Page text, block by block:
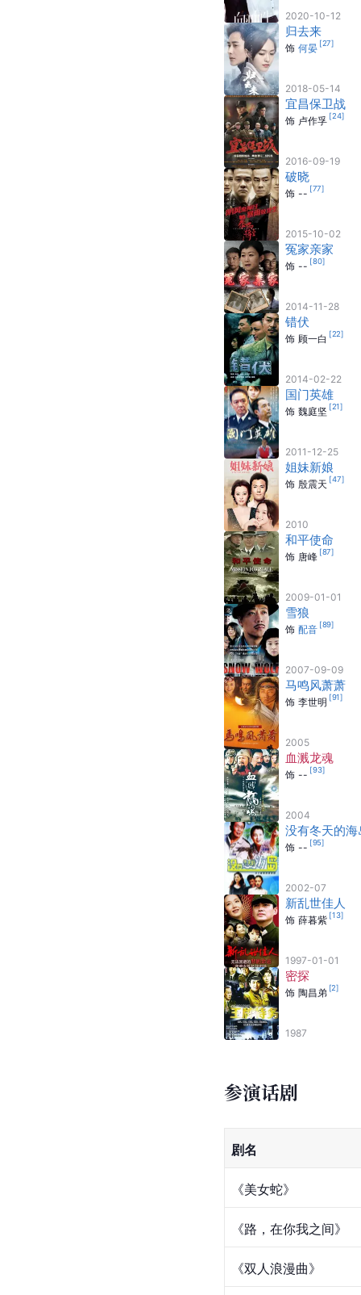
2020-10-12
归去来
饰 何晏 [27]
2018-05-14
宜昌保卫战
饰 卢作孚 [24]
2016-09-19
破晓
饰 -- [77]
2015-10-02
冤家亲家
饰 -- [80]
2014-11-28
错伏
饰 顾一白 [22]
2014-02-22
国门英雄
饰 魏庭坚 [21]
2011-12-25
姐妹新娘
饰 殷震天 [47]
2010
和平使命
饰 唐峰 [87]
2009-01-01
雪狼
饰 配音 [89]
2007-09-09
马鸣风萧萧
饰 李世明 [91]
2005
血溅龙魂
饰 -- [93]
2004
没有冬天的海
饰 -- [95]
2002-07
新乱世佳人
饰 薛暮紫 [13]
1997-01-01
密探
饰 陶昌弟 [2]
1987
参演话剧
剧名
《美女蛇》
《路，在你我之间》
《双人浪漫曲》